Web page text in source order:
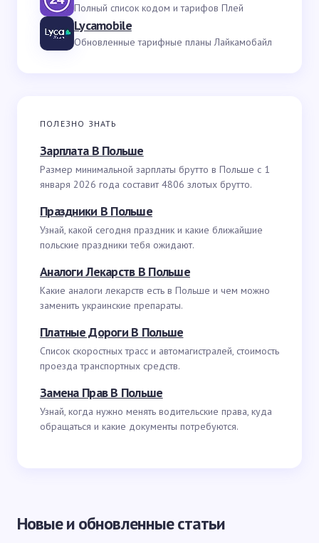
Полный список кодом и тарифов Плей
Lycamobile
Обновленные тарифные планы Лайкамобайл
ПОЛЕЗНО ЗНАТЬ
Зарплата В Польше
Размер минимальной зарплаты брутто в Польше с 1
января 2026 года составит 4806 злотых брутто.
Праздники В Польше
Узнай, какой сегодня праздник и какие ближайшие
польские праздники тебя ожидают.
Аналоги Лекарств В Польше
Какие аналоги лекарств есть в Польше и чем можно
заменить украинские препараты.
Платные Дороги В Польше
Список скоростных трасс и автомагистралей, стоимость
проезда транспортных средств.
Замена Прав В Польше
Узнай, когда нужно менять водительские права, куда
обращаться и какие документы потребуются.
Новые и обновленные статьи